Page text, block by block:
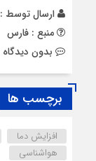
ارسال توسط :
منبع : فارس
بدون دیدگاه
برچسب ها
افزایش دما
هواشناسی